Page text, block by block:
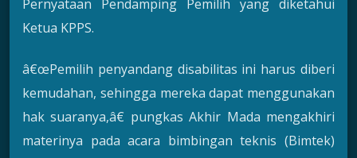
Pernyataan Pendamping Pemilih yang diketahui
Ketua KPPS.
â€œPemilih penyandang disabilitas ini harus diberi
kemudahan, sehingga mereka dapat menggunakan
hak suaranya,â€ pungkas Akhir Mada mengakhiri
materinya pada acara bimbingan teknis (Bimtek)